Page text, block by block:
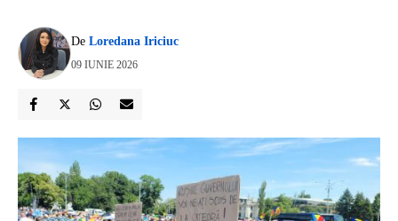
De Loredana Iriciuc
09 IUNIE 2026